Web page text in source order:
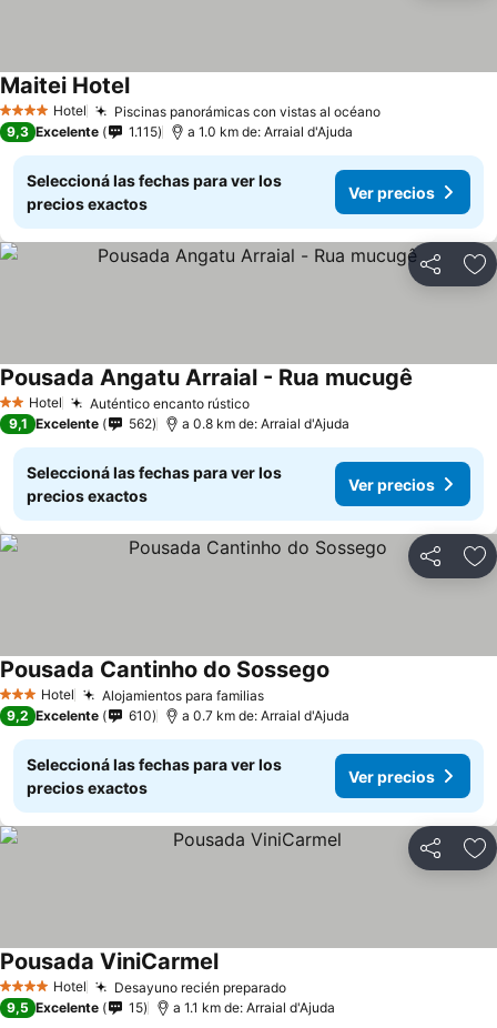
4 EstrellasHotel Piscinas panorámicas con vistas al océano
Maitei Hotel
9,3 Excelente 1.115 a 1.0 km de: Arraial d'Ajuda
Seleccioná las fechas para ver los
precios exactos
Ver precios
Compartir
2 Estrellas
Hotel Auténtico encanto rústico
Pousada Angatu Arraial - Rua mucugê
9,1 Excelente 562 a 0.8 km de: Arraial d'Ajuda
Seleccioná las fechas para ver los
precios exactos
Ver precios
Compartir
3 Estrellas
Hotel Alojamientos para familias
Pousada Cantinho do Sossego
9,2 Excelente 610 a 0.7 km de: Arraial d'Ajuda
Seleccioná las fechas para ver los
precios exactos
Ver precios
Compartir
4 EstrellasHotel Desayuno recién preparado
Pousada ViniCarmel
9,5 Excelente 15 a 1.1 km de: Arraial d'Ajuda